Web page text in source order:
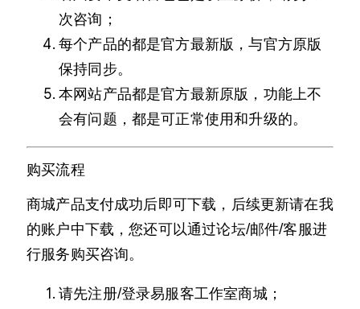
次咨询；
每个产品的都是官方最新版，与官方原版
保持同步。
本网站产品都是官方最新原版，功能上不
会有问题，都是可正常使用和升级的。
购买流程
商城产品支付成功后即可下载，后续更新请在我
的账户中下载，您还可以通过论坛/邮件/客服进
行服务购买咨询。
请先注册/登录易服客工作室商城；